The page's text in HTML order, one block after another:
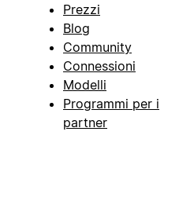
Prezzi
Blog
Community
Connessioni
Modelli
Programmi per i
partner